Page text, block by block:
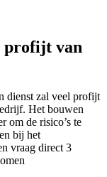
profijt van
dienst zal veel profijt
Het bouwen
om de risico’s te
bij het
vraag direct 3